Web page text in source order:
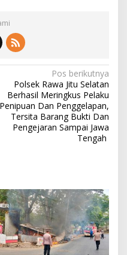
Pos berikutnya
Polsek Rawa Jitu Selatan
Berhasil Meringkus Pelaku
Penipuan Dan Penggelapan,
Tersita Barang Bukti Dan
Pengejaran Sampai Jawa
Tengah